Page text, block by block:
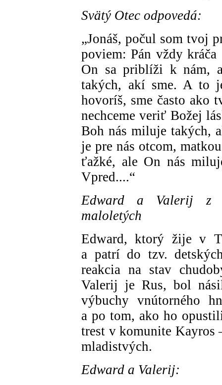
Svätý Otec odpovedá:
„Jonáš, počul som tvoj
poviem: Pán vždy
On sa priblíži k nám,
takých, akí sme. A to
hovoríš, sme často ako
nechceme veriť Božej
Boh nás miluje takých,
je pre nás otcom,
ťažké, ale On nás
Vpred....“
Edward a Valerij z
maloletých
Edward, ktorý žije v
a patrí do tzv.
reakcia na stav
Valerij je Rus, bol
výbuchy vnútorného
a po tom, ako ho
trest v komunite Kayros
mladistvých.
Edward a Valerij: